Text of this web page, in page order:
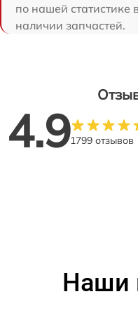
по нашей статистике
наличии запчастей.
4.91799 отзывов
Наши